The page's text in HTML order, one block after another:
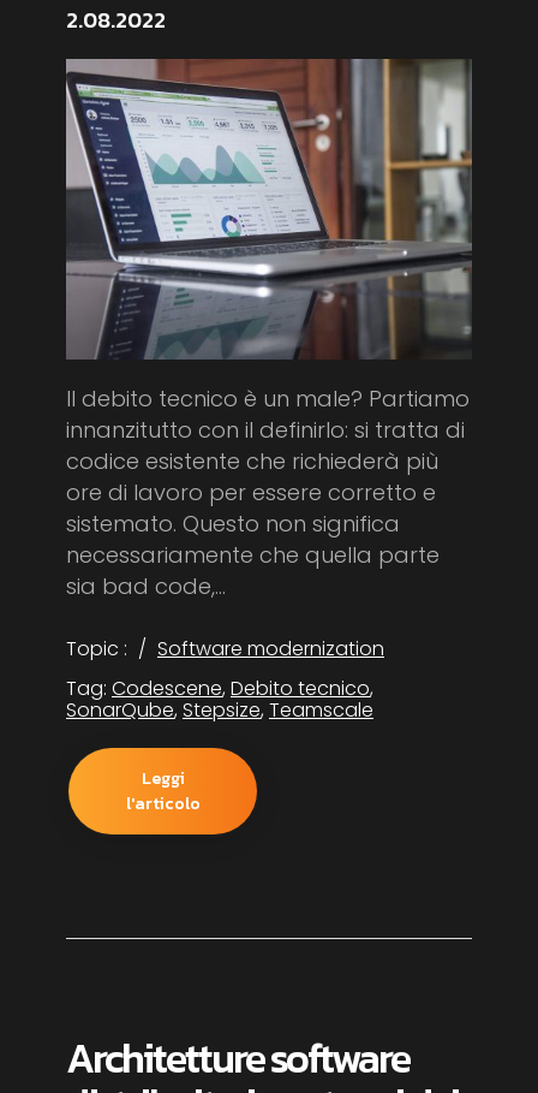
2.08.2022
Il debito tecnico è un male? Partiamo
innanzitutto con il definirlo: si tratta di
codice esistente che richiederà più
ore di lavoro per essere corretto e
sistemato. Questo non significa
necessariamente che quella parte
sia bad code,...
Topic :
Software modernization
Tag: Codescene, Debito tecnico,
SonarQube, Stepsize, Teamscale
Leggi
l'articolo
Architetture software